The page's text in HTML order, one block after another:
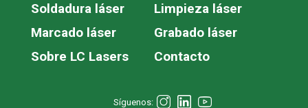
Soldadura láser
Limpieza láser
Marcado láser
Grabado láser
Sobre LC Lasers
Contacto
Síguenos: